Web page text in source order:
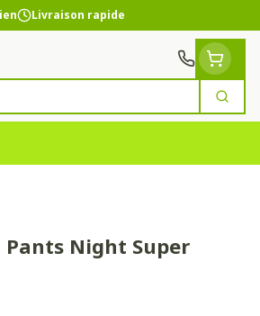
Livraison rapide
Pants Night Super